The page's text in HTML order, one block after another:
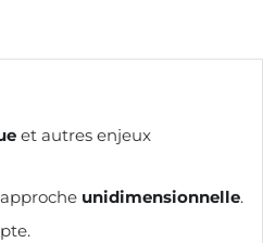
et autres enjeux
unidimensionnelle.